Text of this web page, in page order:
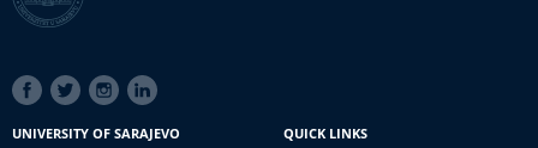
SOCIAL
LINKS
UNIVERSITY OF SARAJEVO
QUICK LINKS